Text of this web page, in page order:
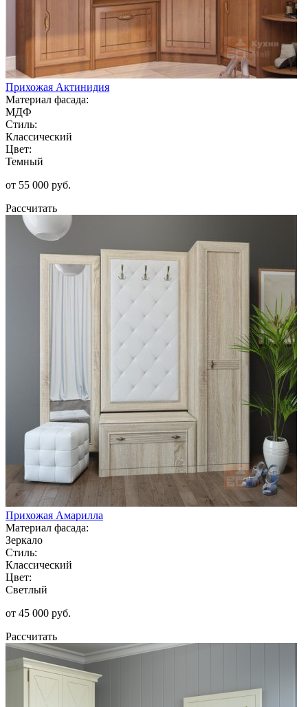
Прихожая Актинидия
Материал фасада:
МДФ
Стиль:
Классический
Цвет:
Темный
от 55 000 руб.
Рассчитать
Прихожая Амарилла
Материал фасада:
Зеркало
Стиль:
Классический
Цвет:
Светлый
от 45 000 руб.
Рассчитать